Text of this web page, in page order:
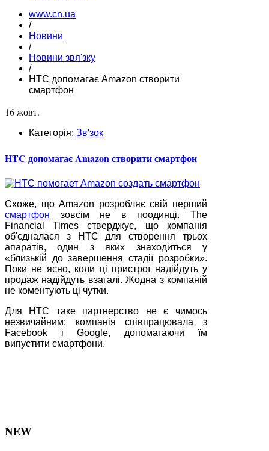
www.cn.ua
/
Новини
/
Новини звя'зку
/
HTC допомагає Amazon створити
смартфон
16 жовт.
Категорія: Зв'зок
HTC допомагає Amazon створити смартфон
Схоже, що Amazon розробляє свій перший
смартфон зовсім не в поодинці. The
Financial Times стверджує, що компанія
об'єдналася з HTC для створення трьох
апаратів, один з яких знаходиться у
«близькій до завершення стадії розробки».
Поки не ясно, коли ці пристрої надійдуть у
продаж надійдуть взагалі. Жодна з компаній
не коментують ці чутки.
Для HTC таке партнерство не є чимось
незвичайним: компанія співпрацювала з
Facebook і Google, допомагаючи їм
випустити смартфони.
NEW